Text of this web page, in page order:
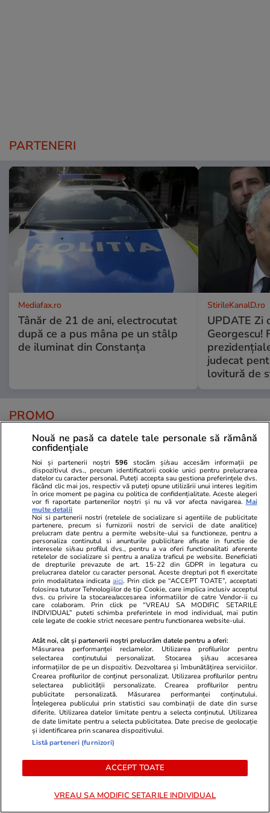
PARTENERI
Mediafax.ro
Tânăr de 21 de ani, electrocutat
după ce a pus mâna pe un stâlp
de iluminat din Constanța
StirileKanalD.ro
UPDATE Zi
Georgescu!
judecat
lovitură de
PROMO
Advertorial
Smart is the new chic: Cum ne
ajută tehnologia să ne reinventăm
Advertorial
Înscrie-te
voucher de
PARTENERI
Nouă ne pasă ca datele tale personale să rămână
confidențiale
Noi și partenerii noștri 596 stocăm și/sau accesăm informații pe
dispozitivul dvs., precum identificatorii cookie unici pentru prelucrarea
datelor cu caracter personal. Puteți accepta sau gestiona preferințele dvs.
făcând clic mai jos, respectiv vă puteți opune utilizării unui interes legitim
în orice moment pe pagina cu politica de confidențialitate. Aceste alegeri
vor fi raportate partenerilor noștri și nu vă vor afecta navigarea. Mai
multe detalii
Noi si partenerii nostri (retelele de socializare si agentiile de publicitate
partenere, precum si furnizorii nostri de servicii de date analitice)
prelucram date pentru a permite website-ului sa functioneze, pentru a
personaliza continutul si anunturile publicitare afisate in functie de
interesele si/sau profilul dvs., pentru a va oferi functionalitati aferente
retelelor de socializare si pentru a analiza traficul pe website. Beneficiati
de drepturile prevazute de art. 15-22 din GDPR in legatura cu
prelucrarea datelor cu caracter personal. Aceste drepturi pot fi exercitate
prin modalitatea indicataaici. Prin click pe “ACCEPT TOATE”, acceptati
folosirea tuturor Tehnologiilor de tip Cookie, care implica inclusiv acceptul
dvs. cu privire la stocarea/accesarea informatiilor de catre Vendor-ii cu
care colaboram. Prin click pe “VREAU SA MODIFIC SETARILE
INDIVIDUAL” puteti schimba preferintele in mod individual, mai putin
cele legate de cookie strict necesare pentru functionarea website-ului.
Atât noi, cât și partenerii noștri prelucrăm datele pentru a oferi:
Măsurarea performanței reclamelor. Utilizarea profilurilor pentru
selectarea conținutului personalizat. Stocarea și/sau accesarea
informațiilor de pe un dispozitiv. Dezvoltarea și îmbunătățirea serviciilor.
Crearea profilurilor de conținut personalizat. Utilizarea profilurilor pentru
selectarea publicității personalizate. Crearea profilurilor pentru
publicitate personalizată. Măsurarea performanței conținutului.
Înțelegerea publicului prin statistici sau combinații de date din surse
diferite. Utilizarea datelor limitate pentru a selecta conținutul. Utilizarea
de date limitate pentru a selecta publicitatea. Date precise de geolocație
și identificarea prin scanarea dispozitivului.
Listă parteneri (furnizori)
ACCEPT TOATE
VREAU SA MODIFIC SETARILE INDIVIDUAL